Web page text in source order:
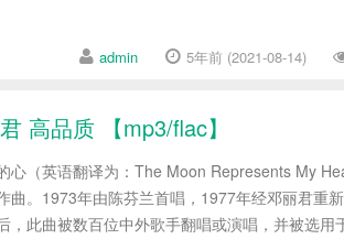
admin 5年前 (2021-08-14)
高品质 【mp3/flac】
心（英语翻译为：The Moon Represents My
曲。1973年由陈芬兰首唱，1977年经邓丽君重
，此曲被数百位中外歌手翻唱或演唱，并被选用